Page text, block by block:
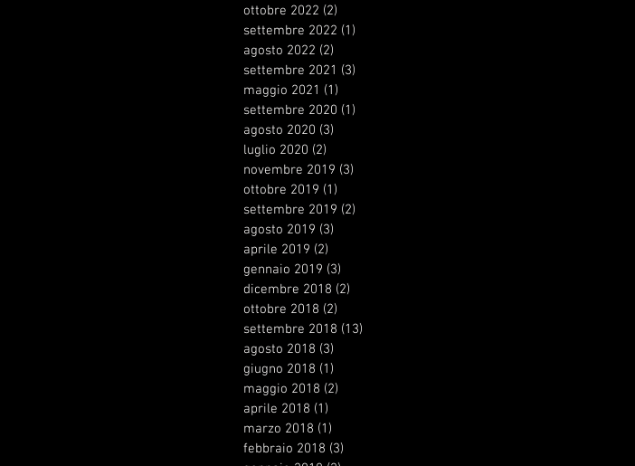
ottobre 2022 (2)
settembre 2022 (1)
agosto 2022 (2)
settembre 2021 (3)
maggio 2021 (1)
settembre 2020 (1)
agosto 2020 (3)
luglio 2020 (2)
novembre 2019 (3)
ottobre 2019 (1)
settembre 2019 (2)
agosto 2019 (3)
aprile 2019 (2)
gennaio 2019 (3)
dicembre 2018 (2)
ottobre 2018 (2)
settembre 2018 (13)
agosto 2018 (3)
giugno 2018 (1)
maggio 2018 (2)
aprile 2018 (1)
marzo 2018 (1)
febbraio 2018 (3)